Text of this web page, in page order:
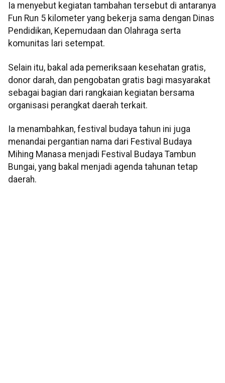
Ia menyebut kegiatan tambahan tersebut di antaranya
Fun Run 5 kilometer yang bekerja sama dengan Dinas
Pendidikan, Kepemudaan dan Olahraga serta
komunitas lari setempat.
Selain itu, bakal ada pemeriksaan kesehatan gratis,
donor darah, dan pengobatan gratis bagi masyarakat
sebagai bagian dari rangkaian kegiatan bersama
organisasi perangkat daerah terkait.
Ia menambahkan, festival budaya tahun ini juga
menandai pergantian nama dari Festival Budaya
Mihing Manasa menjadi Festival Budaya Tambun
Bungai, yang bakal menjadi agenda tahunan tetap
daerah.